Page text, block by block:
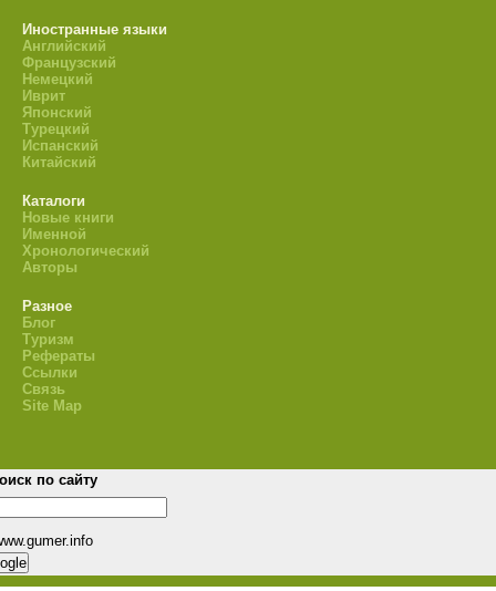
Иностранные языки
Английский
Французский
Немецкий
Иврит
Японский
Турецкий
Испанский
Китайский
Каталоги
Новые книги
Именной
Хронологический
Авторы
Разное
Блог
Туризм
Рефераты
Ссылки
Связь
Site Map
по сайту